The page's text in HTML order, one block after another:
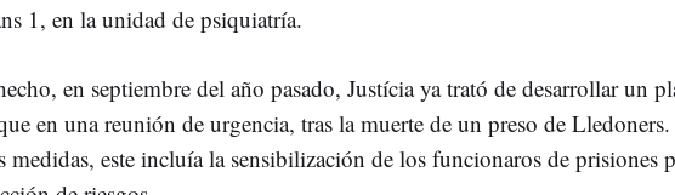
1, en la unidad de psiquiatría.
en septiembre del año pasado, Justícia ya trató de desarrollar un
en una reunión de urgencia, tras la muerte de un preso de
medidas, este incluía la sensibilización de los funcionaros de prisiones